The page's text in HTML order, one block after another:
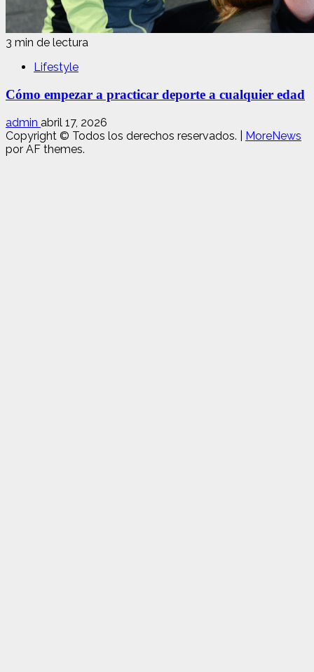
3 min de lectura
Lifestyle
Cómo empezar a practicar deporte a cualquier edad
admin abril 17, 2026
Copyright © Todos los derechos reservados.
MoreNews
por AF themes.